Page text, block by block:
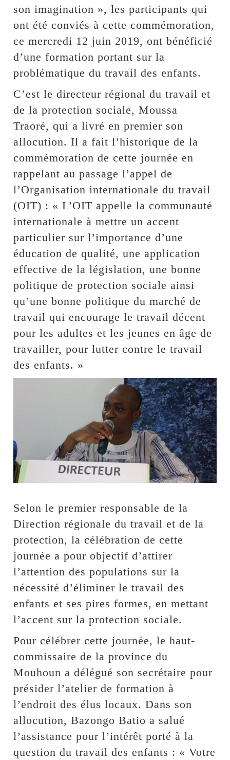
son imagination », les participants qui
ont été conviés à cette commémoration,
ce mercredi 12 juin 2019, ont bénéficié
d’une formation portant sur la
problématique du travail des enfants.
C’est le directeur régional du travail et
de la protection sociale, Moussa
Traoré, qui a livré en premier son
allocution. Il a fait l’historique de la
commémoration de cette journée en
rappelant au passage l’appel de
l’Organisation internationale du travail
(OIT) : « L’OIT appelle la communauté
internationale à mettre un accent
particulier sur l’importance d’une
éducation de qualité, une application
effective de la législation, une bonne
politique de protection sociale ainsi
qu’une bonne politique du marché de
travail qui encourage le travail décent
pour les adultes et les jeunes en âge de
travailler, pour lutter contre le travail
des enfants. »
Selon le premier responsable de la
Direction régionale du travail et de la
protection, la célébration de cette
journée a pour objectif d’attirer
l’attention des populations sur la
nécessité d’éliminer le travail des
enfants et ses pires formes, en mettant
l’accent sur la protection sociale.
Pour célébrer cette journée, le haut-
commissaire de la province du
Mouhoun a délégué son secrétaire pour
présider l’atelier de formation à
l’endroit des élus locaux. Dans son
allocution, Bazongo Batio a salué
l’assistance pour l’intérêt porté à la
question du travail des enfants : « Votre